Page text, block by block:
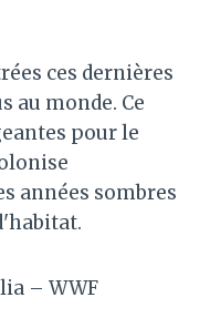
ces dernières
au monde. Ce
pour le
années sombres
– WWF